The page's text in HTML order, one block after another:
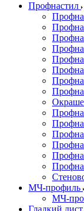
Профнастил
МЧ-профиль
МЧ-
Гладкий лист